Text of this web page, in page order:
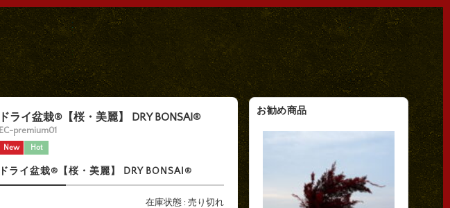
ドライ盆栽®【桜・美麗】 DRY BONSAI®
EC-premium01
New Hot
ドライ盆栽®【桜・美麗】 DRY BONSAI®
在庫状態 : 売り切れ
お勧め商品